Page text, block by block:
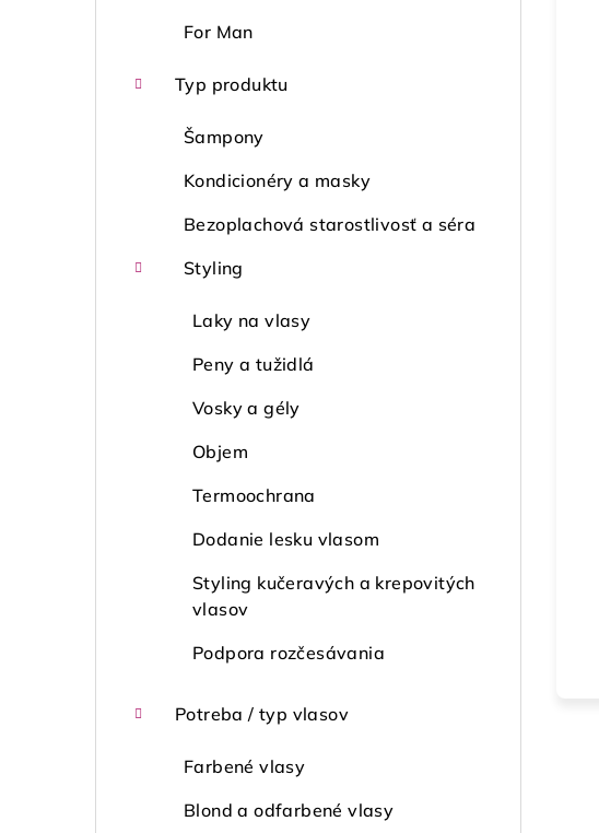
For Man
Typ produktu
Šampony
Kondicionéry a masky
Bezoplachová starostlivosť a séra
Styling
Laky na vlasy
Peny a tužidlá
Vosky a gély
Objem
Termoochrana
Dodanie lesku vlasom
Styling kučeravých a krepovitých
vlasov
Podpora rozčesávania
Potreba / typ vlasov
Farbené vlasy
Blond a odfarbené vlasy